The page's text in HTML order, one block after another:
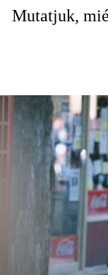
Mutatjuk,